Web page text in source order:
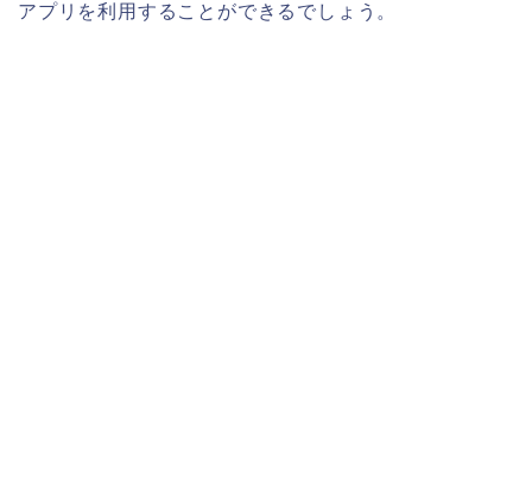
アプリを利用することができるでしょう。